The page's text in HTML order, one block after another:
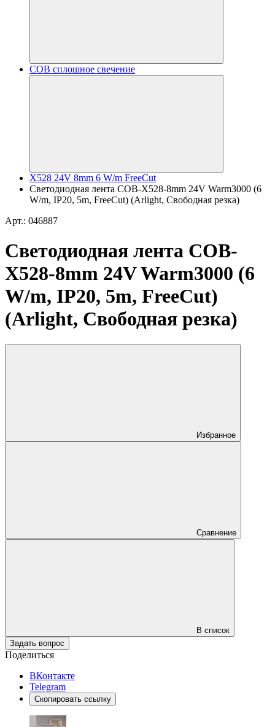
COB сплошное свечение
X528 24V 8mm 6 W/m FreeCut
Светодиодная лента COB-X528-8mm 24V Warm3000 (6
W/m, IP20, 5m, FreeCut) (Arlight, Свободная резка)
Арт.: 046887
Светодиодная лента COB-
X528-8mm 24V Warm3000 (6
W/m, IP20, 5m, FreeCut)
(Arlight, Свободная резка)
Избранное
Сравнение
В список
Задать вопрос
Поделиться
ВКонтакте
Telegram
Скопировать ссылку